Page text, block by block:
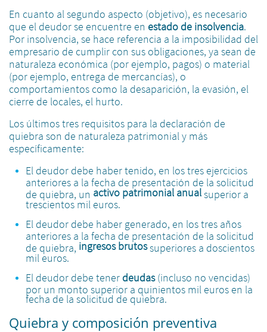
En cuanto al segundo aspecto (objetivo), es necesario
que el deudor se encuentre en estado de insolvencia.
Por insolvencia, se hace referencia a la imposibilidad del
empresario de cumplir con sus obligaciones, ya sean de
naturaleza económica (por ejemplo, pagos) o material
(por ejemplo, entrega de mercancías), o
comportamientos como la desaparición, la evasión, el
cierre de locales, el hurto.
Los últimos tres requisitos para la declaración de
quiebra son de naturaleza patrimonial y más
específicamente:
El deudor debe haber tenido, en los tres ejercicios
anteriores a la fecha de presentación de la solicitud
de quiebra, un activo patrimonial anual superior a
trescientos mil euros.
El deudor debe haber generado, en los tres años
anteriores a la fecha de presentación de la solicitud
de quiebra, ingresos brutossuperiores a doscientos
mil euros.
El deudor debe tener deudas(incluso no vencidas)
por un monto superior a quinientos mil euros en la
fecha de la solicitud de quiebra.
Quiebra y composición preventiva